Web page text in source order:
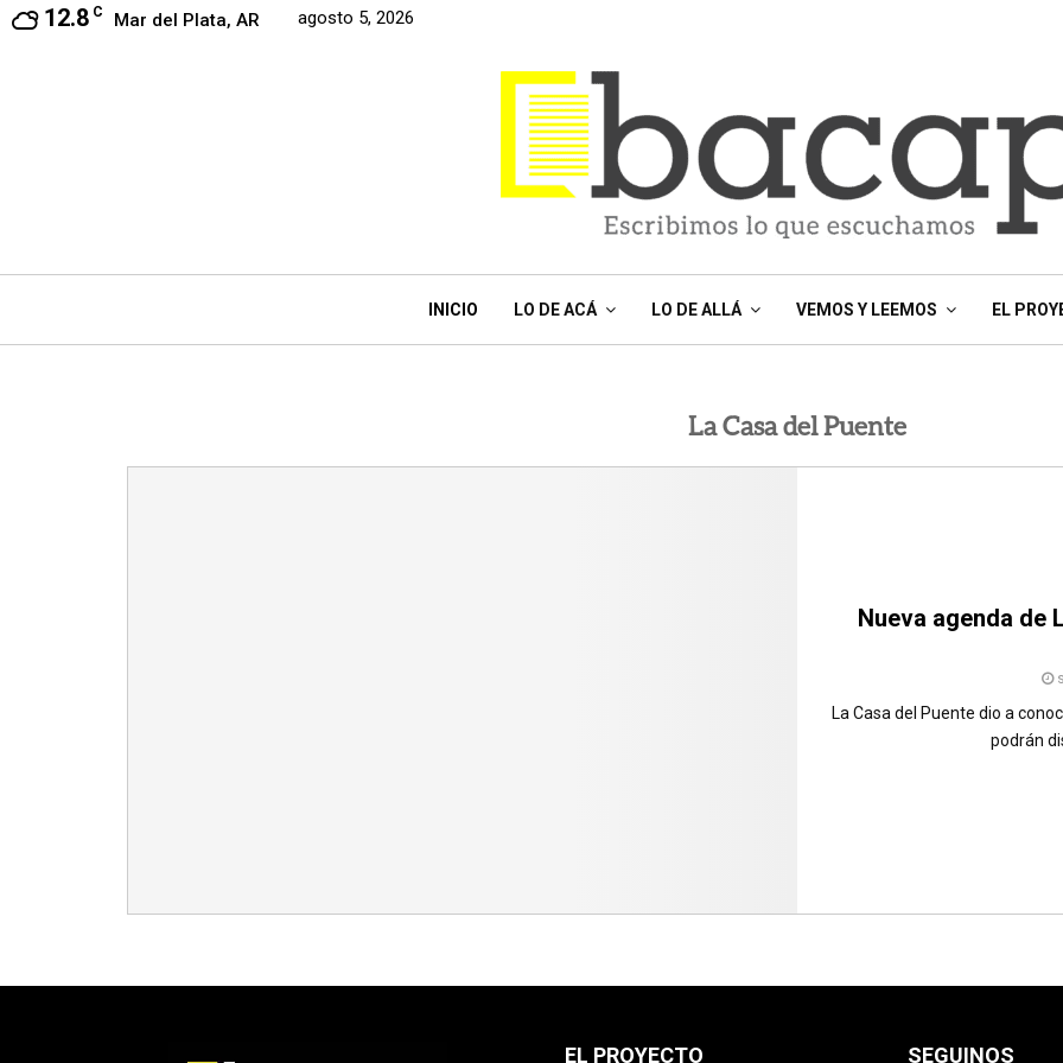
12.8 C Mar del Plata, AR agosto 5, 2026
INICIO LO DE ACÁ LO DE ALLÁ VEMOS Y LEEMOS EL
La Casa del Puente
Nueva agenda de
La Casa del Puente dio a
podrán
EL PROYECTO SEGUINOS